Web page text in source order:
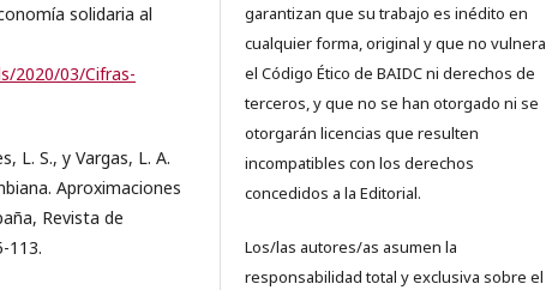
solidaria al
2020/03/Cifras-
L. S., y Vargas, L. A.
Aproximaciones
Revista de
113.
garantizan que su trabajo es inédito en
cualquier forma, original y que no vulnera
el Código Ético de BAIDC ni derechos de
terceros, y que no se han otorgado ni se
otorgarán licencias que resulten
incompatibles con los derechos
concedidos a la Editorial.
Los/las autores/as asumen la
responsabilidad total y exclusiva sobre el